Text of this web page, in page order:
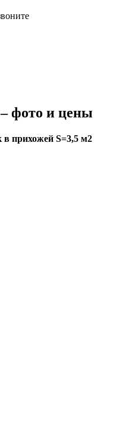
фото и цены
прихожей S=3,5 м2